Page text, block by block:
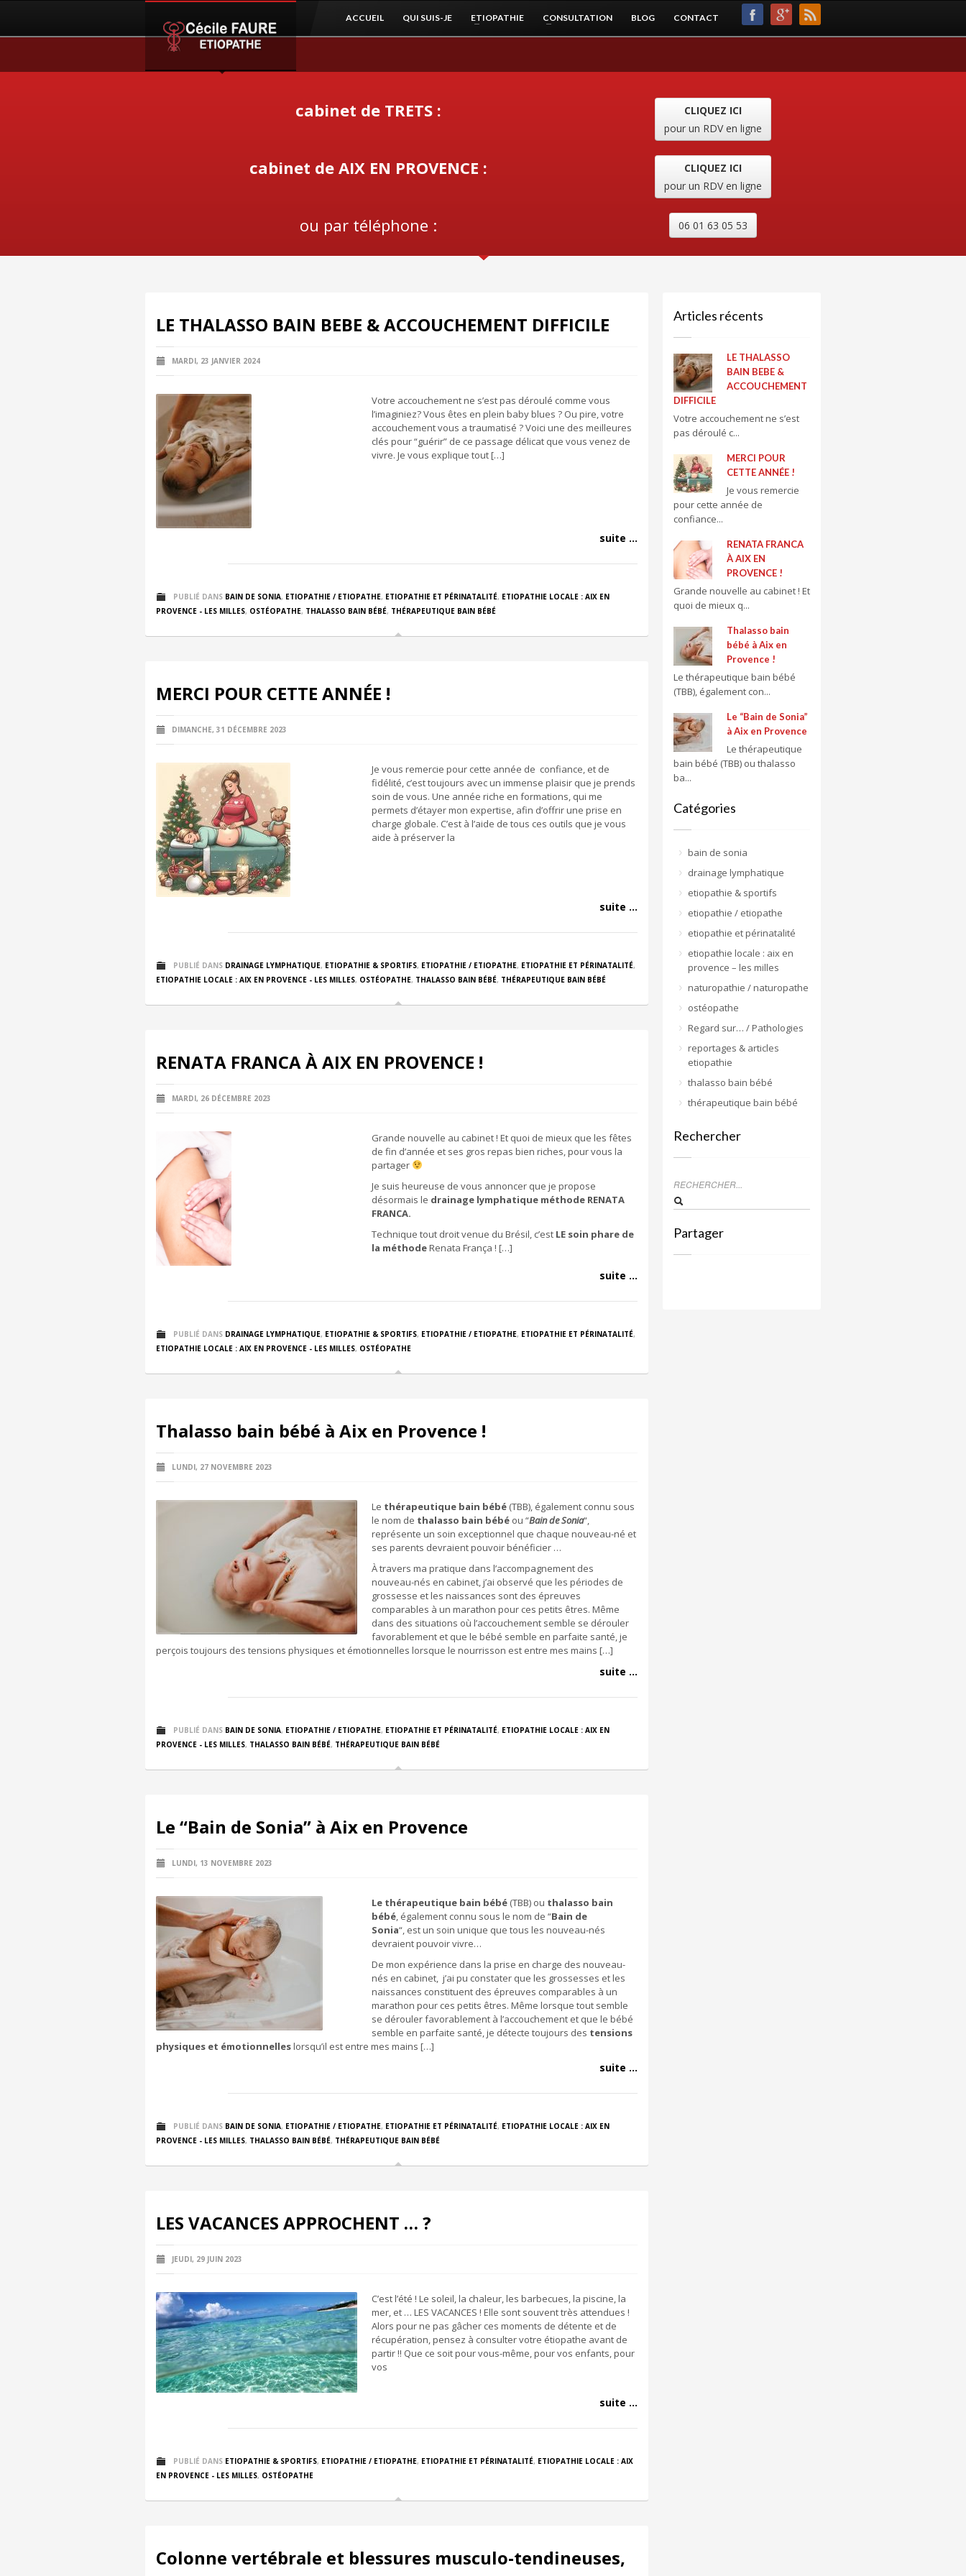
ACCUEIL QUI SUIS-JE ETIOPATHIE CONSULTATION BLOG CONTACT
cabinet de TRETS :
CLIQUEZ ICI
pour un RDV en ligne
cabinet de AIX EN PROVENCE :
CLIQUEZ ICI
pour un RDV en ligne
ou par téléphone : 06 01 63 05 53
LE THALASSO BAIN BEBE & ACCOUCHEMENT DIFFICILE
MARDI, 23 JANVIER 2024
Votre accouchement ne s’est pas déroulé comme vous
l’imaginiez? Vous êtes en plein baby blues ? Ou pire, votre
accouchement vous a traumatisé ? Voici une des meilleures
clés pour “guérir” de ce passage délicat que vous venez de
vivre. Je vous explique tout […]
suite ...
PUBLIÉ DANS BAIN DE SONIA, ETIOPATHIE / ETIOPATHE, ETIOPATHIE ET PÉRINATALITÉ, ETIOPATHIE LOCALE : AIX EN
PROVENCE - LES MILLES, OSTÉOPATHE, THALASSO BAIN BÉBÉ, THÉRAPEUTIQUE BAIN BÉBÉ
MERCI POUR CETTE ANNÉE !
DIMANCHE, 31 DÉCEMBRE 2023
Je vous remercie pour cette année de confiance, et de
fidélité, c’est toujours avec un immense plaisir que je prends
soin de vous. Une année riche en formations, qui me
permets d’étayer mon expertise, afin d’offrir une prise en
charge globale. C’est à l’aide de tous ces outils que je vous
aide à préserver la
suite ...
PUBLIÉ DANS DRAINAGE LYMPHATIQUE, ETIOPATHIE & SPORTIFS, ETIOPATHIE / ETIOPATHE, ETIOPATHIE ET PÉRINATALITÉ,
ETIOPATHIE LOCALE : AIX EN PROVENCE - LES MILLES, OSTÉOPATHE, THALASSO BAIN BÉBÉ, THÉRAPEUTIQUE BAIN BÉBÉ
RENATA FRANCA À AIX EN PROVENCE !
MARDI, 26 DÉCEMBRE 2023
Grande nouvelle au cabinet ! Et quoi de mieux que les fêtes
de fin d’année et ses gros repas bien riches, pour vous la
partager
Je suis heureuse de vous annoncer que je propose
désormais le drainage lymphatique méthode RENATA
FRANCA.
Technique tout droit venue du Brésil, c’est LE soin phare de
la méthodeRenata França ! […]
suite ...
PUBLIÉ DANS DRAINAGE LYMPHATIQUE, ETIOPATHIE & SPORTIFS, ETIOPATHIE / ETIOPATHE, ETIOPATHIE ET PÉRINATALITÉ,
ETIOPATHIE LOCALE : AIX EN PROVENCE - LES MILLES, OSTÉOPATHE
Thalasso bain bébé à Aix en Provence !
LUNDI, 27 NOVEMBRE 2023
Le thérapeutique bain bébé (TBB), également connu sous
le nom de thalasso bain bébé ou “Bain de Sonia“,
représente un soin exceptionnel que chaque nouveau-né et
ses parents devraient pouvoir bénéficier …
À travers ma pratique dans l’accompagnement des
nouveau-nés en cabinet, j’ai observé que les périodes de
grossesse et les naissances sont des épreuves
comparables à un marathon pour ces petits êtres. Même
dans des situations où l’accouchement semble se dérouler
favorablement et que le bébé semble en parfaite santé, je
perçois toujours des tensions physiques et émotionnelles lorsque le nourrisson est entre mes mains […]
suite ...
PUBLIÉ DANS BAIN DE SONIA, ETIOPATHIE / ETIOPATHE, ETIOPATHIE ET PÉRINATALITÉ, ETIOPATHIE LOCALE : AIX EN
PROVENCE - LES MILLES, THALASSO BAIN BÉBÉ, THÉRAPEUTIQUE BAIN BÉBÉ
Le “Bain de Sonia” à Aix en Provence
LUNDI, 13 NOVEMBRE 2023
Le thérapeutique bain bébé (TBB) ou thalasso bain
bébé, également connu sous le nom de “Bain de
Sonia“, est un soin unique que tous les nouveau-nés
devraient pouvoir vivre…
De mon expérience dans la prise en charge des nouveau-
nés en cabinet, j’ai pu constater que les grossesses et les
naissances constituent des épreuves comparables à un
marathon pour ces petits êtres. Même lorsque tout semble
se dérouler favorablement à l’accouchement et que le bébé
semble en parfaite santé, je détecte toujours des tensions
physiques et émotionnelleslorsqu’il est entre mes mains […]
suite ...
PUBLIÉ DANS BAIN DE SONIA, ETIOPATHIE / ETIOPATHE, ETIOPATHIE ET PÉRINATALITÉ, ETIOPATHIE LOCALE : AIX EN
PROVENCE - LES MILLES, THALASSO BAIN BÉBÉ, THÉRAPEUTIQUE BAIN BÉBÉ
LES VACANCES APPROCHENT … ?
JEUDI, 29 JUIN 2023
C’est l’été ! Le soleil, la chaleur, les barbecues, la piscine, la
mer, et … LES VACANCES ! Elle sont souvent très attendues !
Alors pour ne pas gâcher ces moments de détente et de
récupération, pensez à consulter votre étiopathe avant de
partir !! Que ce soit pour vous-même, pour vos enfants, pour
vos
suite ...
PUBLIÉ DANS ETIOPATHIE & SPORTIFS, ETIOPATHIE / ETIOPATHE, ETIOPATHIE ET PÉRINATALITÉ, ETIOPATHIE LOCALE : AIX
EN PROVENCE - LES MILLES, OSTÉOPATHE
Colonne vertébrale et blessures musculo-tendineuses,
Articles récents
LE THALASSO
BAIN BEBE &
ACCOUCHEMENT
DIFFICILE
Votre accouchement ne s’est
pas déroulé c...
MERCI POUR
CETTE ANNÉE !
Je vous remercie
pour cette année de
confiance...
RENATA FRANCA
À AIX EN
PROVENCE !
Grande nouvelle au cabinet ! Et
quoi de mieux q...
Thalasso bain
bébé à Aix en
Provence !
Le thérapeutique bain bébé
(TBB), également con...
Le “Bain de Sonia”
à Aix en Provence
Le thérapeutique
bain bébé (TBB) ou thalasso
ba...
Catégories
bain de sonia
drainage lymphatique
etiopathie & sportifs
etiopathie / etiopathe
etiopathie et périnatalité
etiopathie locale : aix en
provence – les milles
naturopathie / naturopathe
ostéopathe
Regard sur… / Pathologies
reportages & articles
etiopathie
thalasso bain bébé
thérapeutique bain bébé
Rechercher
Partager